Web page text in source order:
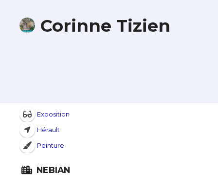
Corinne Tizien
Exposition
Hérault
Peinture
NEBIAN